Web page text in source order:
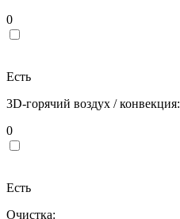
0
Есть
3D-горячий воздух / конвекция:
0
Есть
Очистка: